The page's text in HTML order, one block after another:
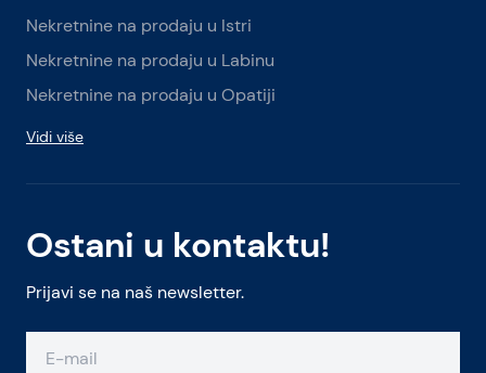
Ostani u kontaktu!
Prijavi se na naš newsletter.
Nekretnine na prodaju u Istri
Nekretnine na prodaju u Labinu
Nekretnine na prodaju u Opatiji
Vidi više